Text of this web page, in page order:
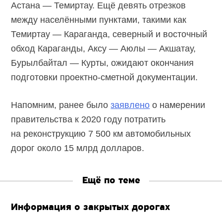
Астана — Темиртау. Ещё девять отрезков
между населёнными пунктами, такими как
Темиртау — Караганда, северный и восточный
обход Караганды, Аксу — Аюлы — Акшатау,
Бурылбайтал — Курты, ожидают окончания
подготовки проектно-сметной документации.
Напомним, ранее былозаявлено о намерении
правительства к 2020 году потратить
на реконструкцию 7 500 км автомобильных
дорог около 15 млрд долларов.
Ещё по теме
Информация о закрытых дорогах